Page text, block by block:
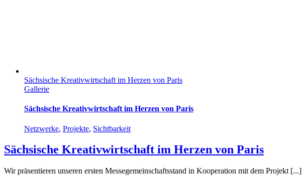
Sächsische Kreativwirtschaft im Herzen von Paris
Gallerie
Sächsische Kreativwirtschaft im Herzen von Paris
Netzwerke, Projekte, Sichtbarkeit
Sächsische Kreativwirtschaft im Herzen von Paris
Wir präsentieren unseren ersten Messegemeinschaftsstand in Kooperation mit dem Projekt [...]